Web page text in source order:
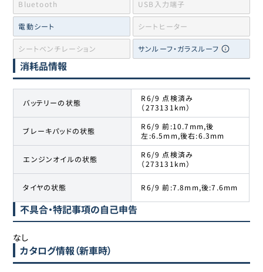
Bluetooth USB入力端子
電動シート シートヒーター
シートベンチレーション サンルーフ・ガラスルーフ
消耗品情報
バッテリーの状態
R6/9 点検済み
（273131km）
ブレーキパッドの状態
R6/9 前:10.7mm,後
左:6.5mm,後右:6.3mm
エンジンオイルの状態
R6/9 点検済み
（273131km）
タイヤの状態 R6/9 前:7.8mm,後:7.6mm
不具合・特記事項の自己申告
なし
カタログ情報（新車時）